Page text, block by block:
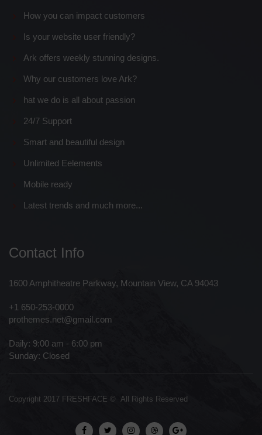
How you can impact customers
Is your website user friendly?
Ark offers weekly stunning designs.
Why our customers love Ark?
hat we do is all about passion
24/7 Support
Smart and beautiful design
Unlimited Eelements
Mobile ready
Latest trends and much more...
Contact Info
1600 Amphitheatre Parkway, Mountain View, CA 94043
+1 650-253-0000
prothemes.net@gmail.com
Daily: 9:00 am - 6:00 pm
Sunday: Closed
Copyright 2017 FRESHFACE © All Rights Reserved